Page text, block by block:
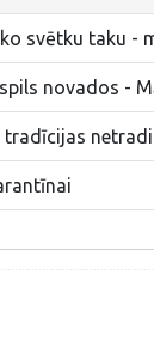
svētku taku -
novados -